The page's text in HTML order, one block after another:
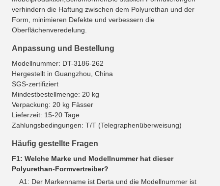
verhindern die Haftung zwischen dem Polyurethan und der
Form, minimieren Defekte und verbessern die
Oberflächenveredelung.
Anpassung und Bestellung
Modellnummer: DT-3186-262
Hergestellt in Guangzhou, China
SGS-zertifiziert
Mindestbestellmenge: 20 kg
Verpackung: 20 kg Fässer
Lieferzeit: 15-20 Tage
Zahlungsbedingungen: T/T (Telegraphenüberweisung)
Häufig gestellte Fragen
F1: Welche Marke und Modellnummer hat dieser
Polyurethan-Formvertreiber?
A1: Der Markenname ist Derta und die Modellnummer ist